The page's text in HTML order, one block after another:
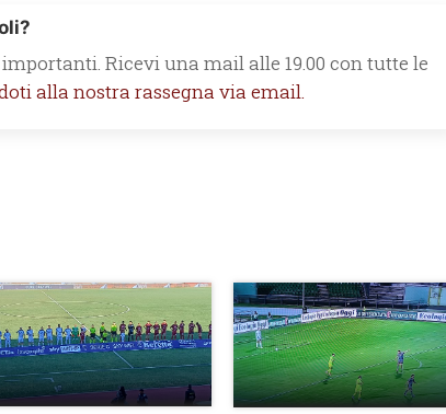
Ricevi una mail alle 19.00 con tutte le
alla nostra rassegna via email.